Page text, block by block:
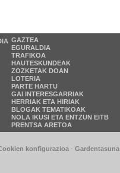
GAZTEA
EGURALDIA
TRAFIKOA
HAUTESKUNDEAK
ZOZKETAK DOAN
LOTERIA
PARTE HARTU
GAI INTERESGARRIAK
HERRIAK ETA HIRIAK
BLOGAK TEMATIKOAK
NOLA IKUSI ETA ENTZUN EITB
PRENTSA ARETOA
konfigurazioa - Gardentasuna